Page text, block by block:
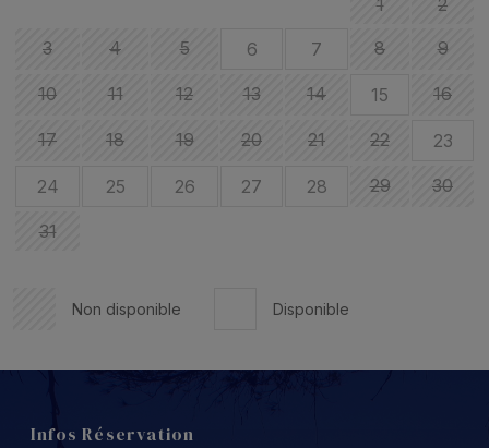
1
2
3
4 5 6 7 8 9
10 11 12 13 14 15 16
17 18 19 20 21 22 23
24 25 26 27 28 29 30
31
Non disponible Disponible
Infos Réservation